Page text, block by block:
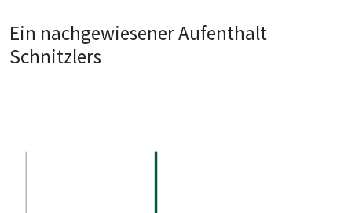
Ein nachgewiesener Aufenthalt
Schnitzlers